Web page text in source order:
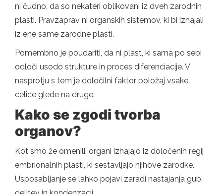
ni čudno, da so nekateri oblikovani iz dveh zarodnih
plasti. Pravzaprav ni organskih sistemov, ki bi izhajali
iz ene same zarodne plasti.
Pomembno je poudariti, da ni plast, ki sama po sebi
odloči usodo strukture in proces diferenciacije. V
nasprotju s tem je določilni faktor položaj vsake
celice glede na druge.
Kako se zgodi tvorba
organov?
Kot smo že omenili, organi izhajajo iz določenih regij
embrionalnih plasti, ki sestavljajo njihove zarodke.
Usposabljanje se lahko pojavi zaradi nastajanja gub,